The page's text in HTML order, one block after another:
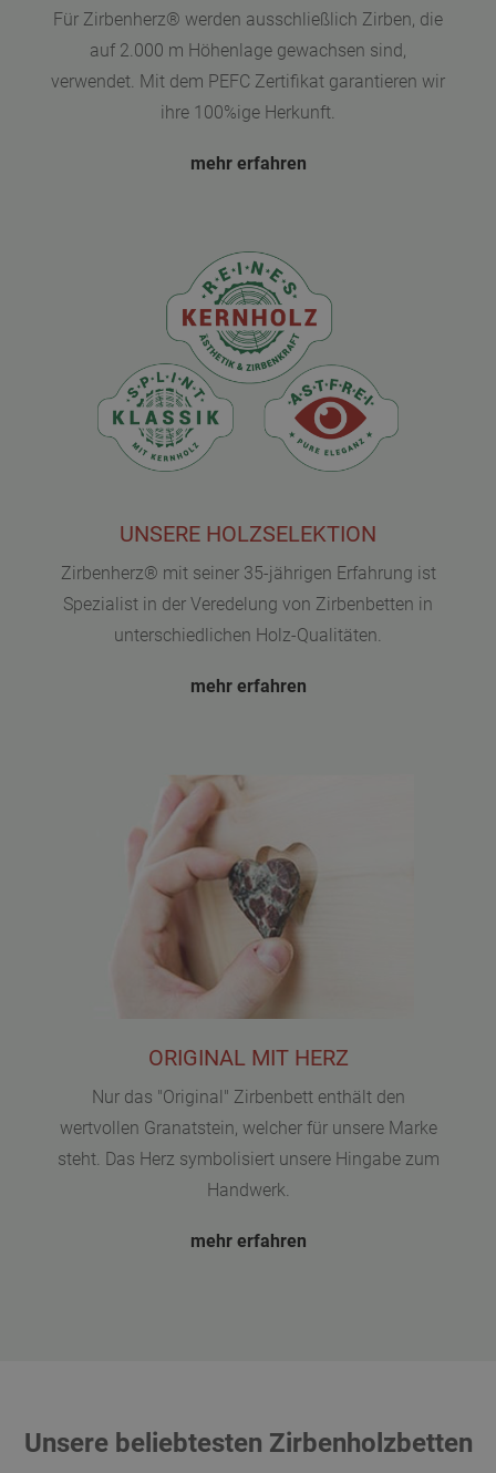
Für Zirbenherz® werden ausschließlich Zirben, die
auf 2.000 m Höhenlage gewachsen sind,
verwendet. Mit dem PEFC Zertifikat garantieren wir
ihre 100%ige Herkunft.
mehr erfahren
UNSERE HOLZSELEKTION
Zirbenherz® mit seiner 35-jährigen Erfahrung ist
Spezialist in der Veredelung von Zirbenbetten in
unterschiedlichen Holz-Qualitäten.
mehr erfahren
ORIGINAL MIT HERZ
Nur das "Original" Zirbenbett enthält den
wertvollen Granatstein, welcher für unsere Marke
steht. Das Herz symbolisiert unsere Hingabe zum
Handwerk.
mehr erfahren
Unsere beliebtesten Zirbenholzbetten